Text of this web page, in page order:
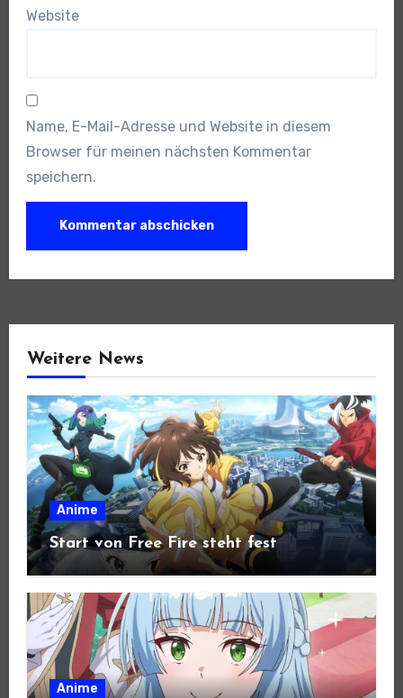
Website
Name, E-Mail-Adresse und Website in diesem
Browser für meinen nächsten Kommentar
speichern.
Weitere News
Anime
Start von Free Fire steht fest
Anime